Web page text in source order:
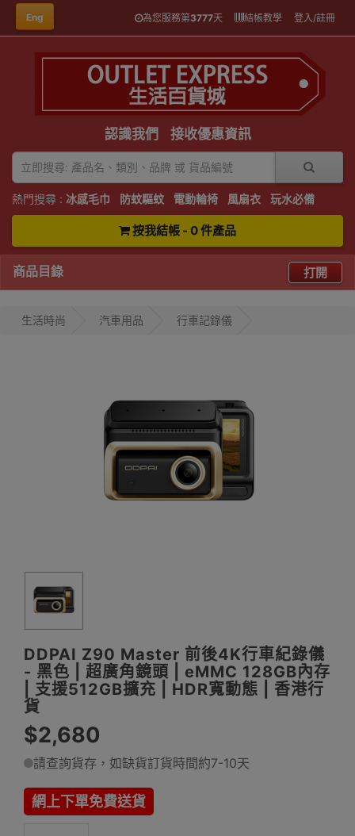
Eng 為您服務第3777天 結帳教學 登入/註冊
認識我們 接收優惠資訊
熱門搜尋 : 冰感毛巾 防蚊驅蚊 電動輪椅 風扇衣 玩水必備
按我結帳 - 0 件產品
商品目錄 打開
生活時尚 汽車用品 行車記錄儀
DDPAI Z90 Master 前後4K行車紀錄儀
- 黑色 | 超廣角鏡頭 | eMMC 128GB內存
| 支援512GB擴充 | HDR寬動態 | 香港行
貨
$2,680
請查詢貨存，如缺貨訂貨時間約7-10天
網上下單免費送貨